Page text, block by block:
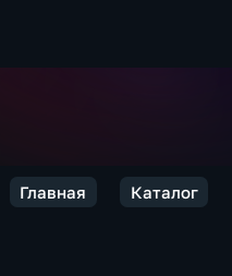
Главная Каталог